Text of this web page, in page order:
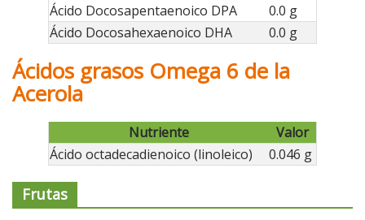
Ácido Docosapentaenoico DPA
0.0 g
Ácido Docosahexaenoico DHA
0.0 g
Ácidos grasos Omega 6 de la
Acerola
Nutriente
Valor
Ácido octadecadienoico (linoleico)
0.046 g
Frutas